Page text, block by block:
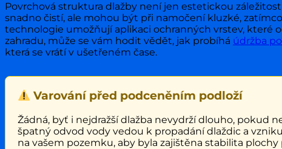
Povrchová struktura dlažby není jen estetickou
snadno čistí, ale mohou být při namočení kluzké,
technologie umožňují aplikaci ochranných vrstev, které
zahradu, může se vám hodit vědět, jak probíhá údržba
která se vrátí v ušetřeném čase.
Varování před podceněním podloží
Žádná, byť i nejdražší dlažba nevydrží dlouho, pokud
špatný odvod vody vedou k propadání dlaždic a
na vašem pozemku, aby byla zajištěna stabilita